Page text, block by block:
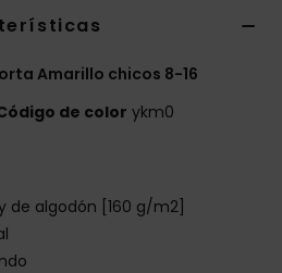
Amarillo chicos 8-16
de color ykm0
de algodón [160 g/m2]